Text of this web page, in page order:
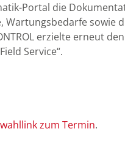
Portal die
sowie
erzielte erneut
Service“.
zum Termin.